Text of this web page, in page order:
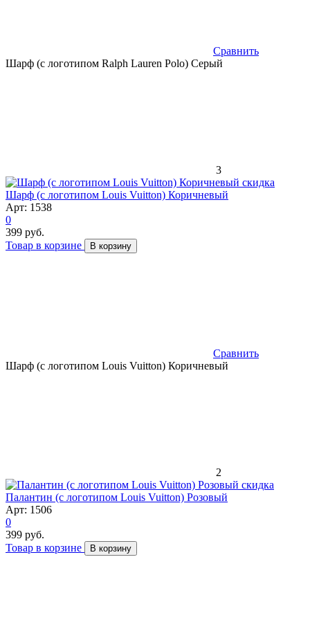
Сравнить
Шарф (с логотипом Ralph Lauren Polo) Серый
3
скидка
Шарф (с логотипом Louis Vuitton) Коричневый
Арт: 1538
0
399 руб.
Товар в корзине
В корзину
Сравнить
Шарф (с логотипом Louis Vuitton) Коричневый
2
скидка
Палантин (с логотипом Louis Vuitton) Розовый
Арт: 1506
0
399 руб.
Товар в корзине
В корзину